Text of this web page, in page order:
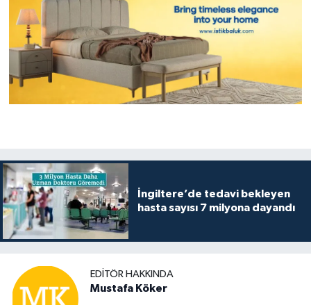
İngiltere’de tedavi bekleyen
hasta sayısı 7 milyona dayandı
EDITÖR HAKKINDA
Mustafa Köker